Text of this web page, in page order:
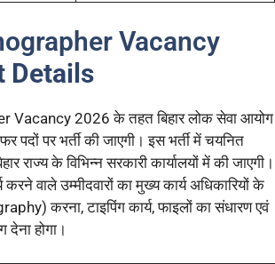
Vacancy
Details
Vacancy 2026 के तहत बिहार लोक सेवा आयोग
पदों पर भर्ती की जाएगी। इस भर्ती में चयनित
राज्य के विभिन्न सरकारी कार्यालयों में की जाएगी।
करने वाले उम्मीदवारों का मुख्य कार्य अधिकारियों के
करना, टाइपिंग कार्य, फाइलों का संधारण एवं
देना होगा।